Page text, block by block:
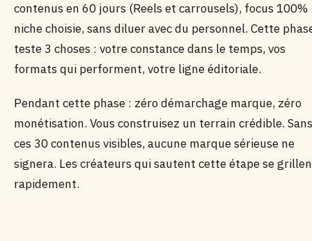
contenus en 60 jours (Reels et carrousels), focus 100%
niche choisie, sans diluer avec du personnel. Cette
teste 3 choses : votre constance dans le temps, vos
formats qui performent, votre ligne éditoriale.
Pendant cette phase : zéro démarchage marque, zéro
monétisation. Vous construisez un terrain crédible. Sans
ces 30 contenus visibles, aucune marque sérieuse ne
signera. Les créateurs qui sautent cette étape se
rapidement.